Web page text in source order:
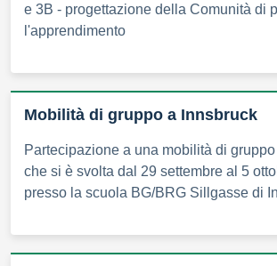
e 3B - progettazione della Comunità di
l'apprendimento
Mobilità di gruppo a Innsbruck
Partecipazione a una mobilità di
che si è svolta dal 29 settembre al 5
presso la scuola BG/BRG Sillgasse di